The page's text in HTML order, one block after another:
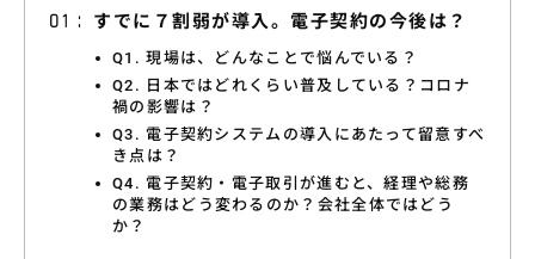
セミナー情報
よくあるご質問
特集コラム
動画ギャラリー
お知らせ・イベント情報
すでに７割弱が導入。電子契約の今後は？
Q1. 現場は、どんなことで悩んでいる？
Q2. 日本ではどれくらい普及している？コロナ
禍の影響は？
Q3. 電子契約システムの導入にあたって留意すべ
き点は？
Q4. 電子契約・電子取引が進むと、経理や総務
の業務はどう変わるのか？会社全体ではどう
か？